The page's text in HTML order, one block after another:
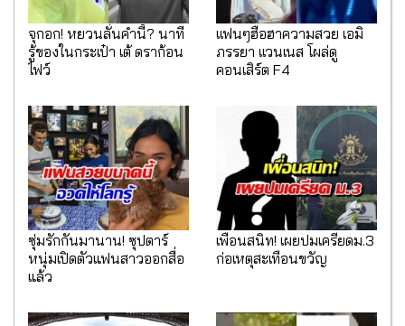
จุกอก! หยวนลั่นคำนี้? นาที
รู้ของในกระเป๋า เต้ ดราก้อน
ไฟว์
เเฟนๆฮือฮาความสวย เอมิ
ภรรยา เเวนเนส โผล่ดู
คอนเสิร์ต F4
ซุ่มรักกันมานาน! ซุปตาร์
หนุ่มเปิดตัวแฟนสาวออกสื่อ
แล้ว
เพื่อนสนิท! เผยปมเครียดม.3
ก่อเหตุสะเทือนขวัญ